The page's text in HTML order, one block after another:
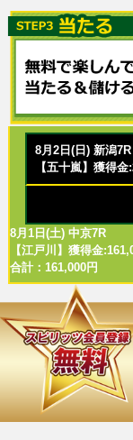
8月2日(日) 新潟7R
【五十嵐】獲得金
8月1日(土) 中京7R
【江戸川】獲得金
合計：161,000円